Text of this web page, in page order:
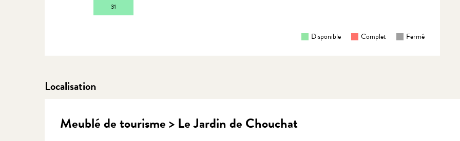
31
Disponible Complet Fermé
Localisation
Meublé de tourisme > Le Jardin de Chouchat